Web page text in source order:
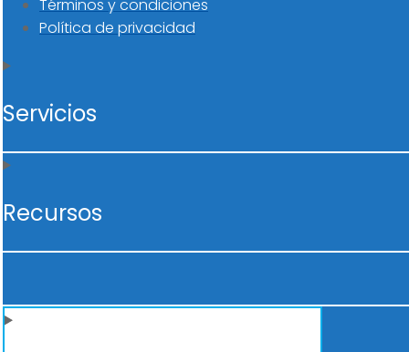
Términos y condiciones
Política de privacidad
Servicios
Recursos